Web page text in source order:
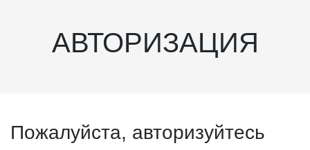
АВТОРИЗАЦИЯ
Пожалуйста, авторизуйтесь